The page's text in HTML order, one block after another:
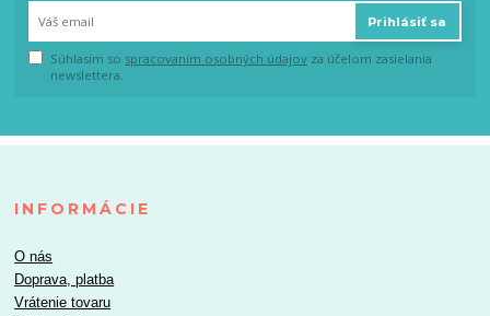
Prihlásiť sa
Súhlasím so spracovaním osobných údajov za účelom zasielania
newslettera.
INFORMÁCIE
O nás
Doprava, platba
Vrátenie tovaru